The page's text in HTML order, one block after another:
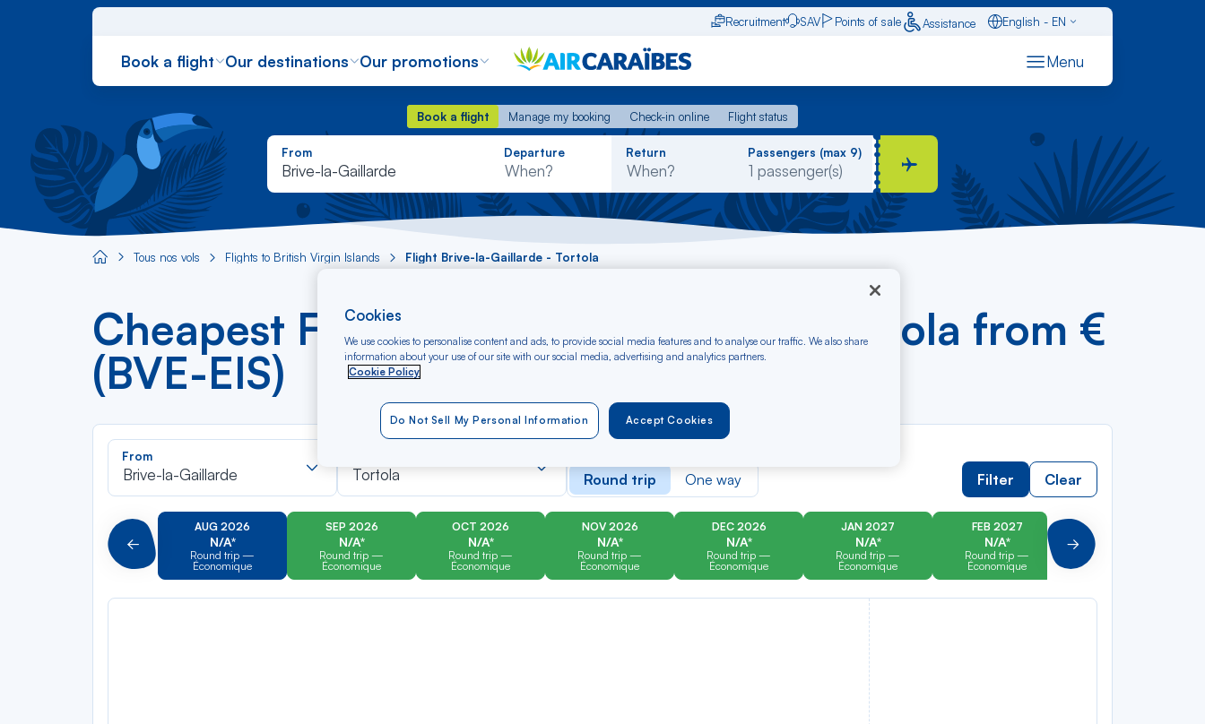
Recruitment SAV Points of sale Assistance
English - EN
Book a flight Our destinations Our promotions Menu
Book a flight Manage my booking Check-in online
Flight status
Book a flight
Manage my booking Check-in online Flight status
From
Brive-la-Gaillarde
Rechercher
dans
liste
Departure Return Passengers (max 9)
Aircaraibes.com
Tous nos vols Flights to British Virgin Islands Flight Brive-la-Gaillarde - Tortola
Cheapest Flight Brive-la-Gaillarde - Tortola from €
(BVE-EIS)
From
Brive-la-Gaillarde
dans
la
liste
Tortola
dans
la
liste
Round trip One way Filter Clear
Précédent
AUG 2026
N/A*
Round trip —
Économique
SEP 2026
N/A*
Round trip —
Économique
OCT 2026
N/A*
Round trip —
Économique
NOV 2026
N/A*
Round trip —
Économique
DEC 2026
N/A*
Round trip —
Économique
JAN 2027
N/A*
Round trip —
Économique
FEB 2027
N/A*
Round trip —
Économique
Round trip —
Suivant
Cookies
We use cookies to personalise content and ads, to provide social media features and to analyse our traffic. We also share
information about your use of our site with our social media, advertising and analytics partners.
Cookie Policy
Accept Cookies
Do Not Sell My Personal Information